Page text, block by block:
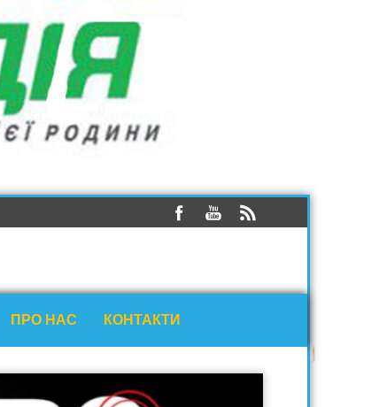
ПРО НАС КОНТАКТИ